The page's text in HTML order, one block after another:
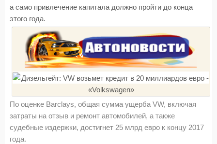
а само привлечение капитала должно пройти до конца
этого года.
По оценке Barclays, общая сумма ущерба VW, включая
затраты на отзыв и ремонт автомобилей, а также
судебные издержки, достигнет 25 млрд евро к концу 2017
года.